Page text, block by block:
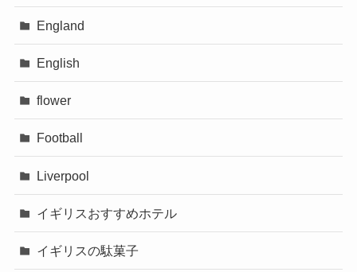
England
English
flower
Football
Liverpool
イギリスおすすめホテル
イギリスの駄菓子